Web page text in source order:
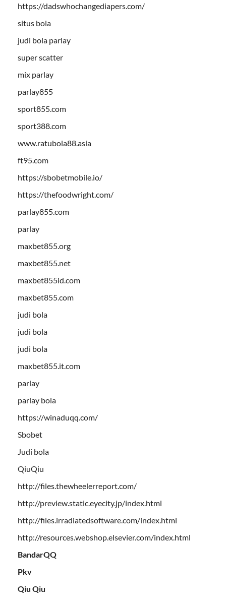
https://dadswhochangediapers.com/
situs bola
judi bola parlay
super scatter
mix parlay
parlay855
sport855.com
sport388.com
www.ratubola88.asia
ft95.com
https://sbobetmobile.io/
https://thefoodwright.com/
parlay855.com
parlay
maxbet855.org
maxbet855.net
maxbet855id.com
maxbet855.com
judi bola
judi bola
judi bola
maxbet855.it.com
parlay
parlay bola
https://winaduqq.com/
Sbobet
Judi bola
QiuQiu
http://files.thewheelerreport.com/
http://preview.static.eyecity.jp/index.html
http://files.irradiatedsoftware.com/index.html
http://resources.webshop.elsevier.com/index.html
BandarQQ
Pkv
Qiu Qiu